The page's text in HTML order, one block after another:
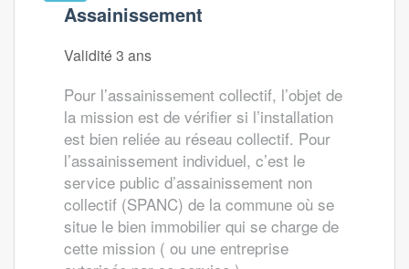
Assainissement
Validité 3 ans
Pour l’assainissement collectif, l’objet de
la mission est de vérifier si l’installation
est bien reliée au réseau collectif. Pour
l’assainissement individuel, c’est le
service public d’assainissement non
collectif (SPANC) de la commune où se
situe le bien immobilier qui se charge de
cette mission ( ou une entreprise